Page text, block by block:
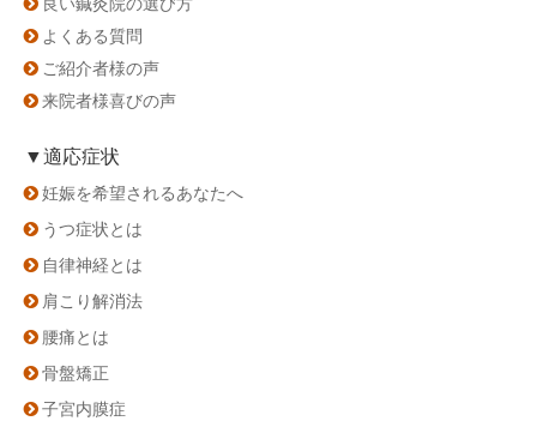
よくある質問
ご紹介者様の声
来院者様喜びの声
▼適応症状
妊娠を希望されるあなたへ
うつ症状とは
自律神経とは
肩こり解消法
腰痛とは
骨盤矯正
子宮内膜症